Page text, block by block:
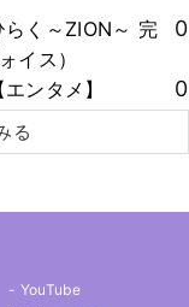
らく～ZION～ 完
イス）
0
ンタメ】 0
る
- YouTube